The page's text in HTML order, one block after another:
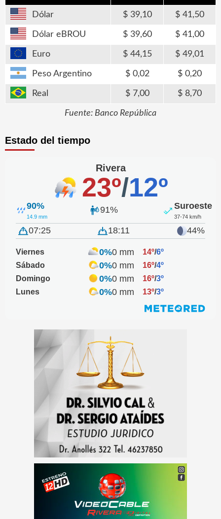
Dólar 39,10 41,50
Dólar eBROU 39,60 41,00
Euro 44,15 49,01
Peso Argentino 0,02 0,20
Real 7,00 8,70
Fuente: Banco República
Estado del tiempo
Rivera
23º/12º
90%
14.9 mm
91% Suroeste
37-74 km/h
07:25 18:11 44%
Viernes 0%0 mm 14º/6º
Sábado
0%0 mm 16º/4º
Domingo
0%0 mm 16º/3º
Lunes
0%0 mm 13º/3º